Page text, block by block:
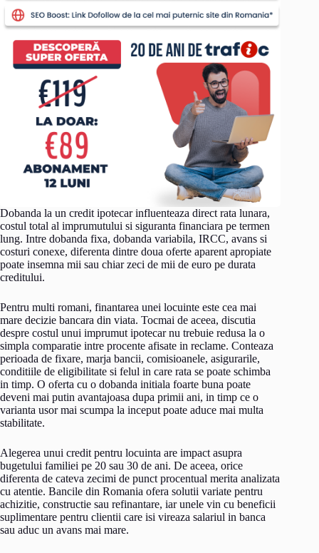
Dobanda la un credit ipotecar influenteaza direct rata lunara,
costul total al imprumutului si siguranta financiara pe termen
lung. Intre dobanda fixa, dobanda variabila, IRCC, avans si
costuri conexe, diferenta dintre doua oferte aparent apropiate
poate insemna mii sau chiar zeci de mii de euro pe durata
creditului.
Pentru multi romani, finantarea unei locuinte este cea mai
mare decizie bancara din viata. Tocmai de aceea, discutia
despre costul unui imprumut ipotecar nu trebuie redusa la o
simpla comparatie intre procente afisate in reclame. Conteaza
perioada de fixare, marja bancii, comisioanele, asigurarile,
conditiile de eligibilitate si felul in care rata se poate schimba
in timp. O oferta cu o dobanda initiala foarte buna poate
deveni mai putin avantajoasa dupa primii ani, in timp ce o
varianta usor mai scumpa la inceput poate aduce mai multa
stabilitate.
Alegerea unui credit pentru locuinta are impact asupra
bugetului familiei pe 20 sau 30 de ani. De aceea, orice
diferenta de cateva zecimi de punct procentual merita analizata
cu atentie. Bancile din Romania ofera solutii variate pentru
achizitie, constructie sau refinantare, iar unele vin cu beneficii
suplimentare pentru clientii care isi vireaza salariul in banca
sau aduc un avans mai mare.